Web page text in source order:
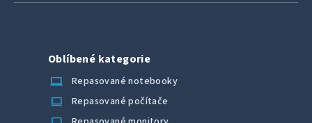
Oblíbené kategorie
laptop_chromebook
Repasované notebooky
computer Repasované počítače